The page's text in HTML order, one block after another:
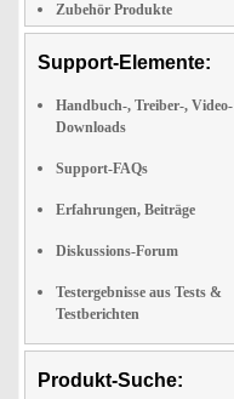
Zubehör Produkte
Support-Elemente:
Handbuch-, Treiber-, Video-
Downloads
Support-FAQs
Erfahrungen, Beiträge
Diskussions-Forum
Testergebnisse aus Tests &
Testberichten
Produkt-Suche: